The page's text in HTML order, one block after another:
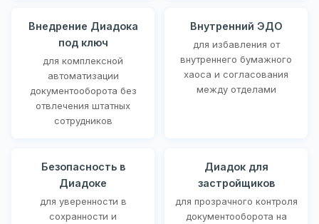
Внедрение Диадока
под ключ
для комплексной
автоматизации
документооборота без
отвлечения штатных
сотрудников
Внутренний ЭДО
для избавления от
внутреннего бумажного
хаоса и согласования
между отделами
Безопасность в
Диадоке
для уверенности в
сохранности и
Диадок для
застройщиков
для прозрачного контроля
документооборота на